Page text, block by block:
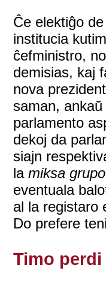
Ĉe elektiĝo
institucia
ĉefministro,
demisias, kaj
nova
saman,
parlamento
dekoj da
siajn
lamiksa grupo
eventuala
al la registaro
Do prefere
Timo